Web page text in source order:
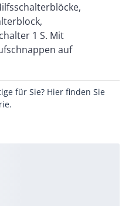
1 S. Mit
auf
für Sie? Hier finden Sie